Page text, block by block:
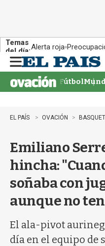
Temas
del día:Alerta roja
n
u
Fútbol
EL PAÍS OVACIÓN
Emiliano
hincha:
soñaba con
aunque no
El ala-pivot
día en el equipo de